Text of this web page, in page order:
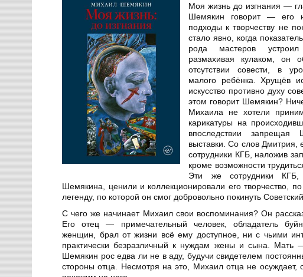
Моя жизнь до изгнания —
Шемякин говорит — его
подходы к творчеству не
стало явно, когда
рода мастеров
размахивая кулаком, он
отсутствии совести, в
малого ребёнка. Хрущёв
искусство противно духу
этом говорит Шемякин?
Михаила не хотели
карикатуры на
впоследствии запрещая
выставки. Со слов Дмитрия,
сотрудники КГБ, наложив
кроме возможности
Эти же сотрудники
Шемякина, ценили и коллекционировали его творчество, по
легенду, по которой он смог добровольно покинуть
С чего же начинает Михаил свои воспоминания? Он
Его отец — примечательный человек, обладатель
женщин, брал от жизни всё ему доступное, ни с чьими
практически безразличный к нуждам жены и сына. Мать
Шемякин рос едва ли не в аду, будучи свидетелем
стороны отца. Несмотря на это, Михаил отца не осуждает,